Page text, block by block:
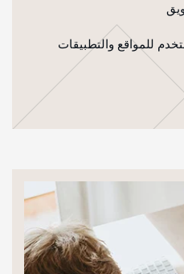
للمواقع والتطبيقات